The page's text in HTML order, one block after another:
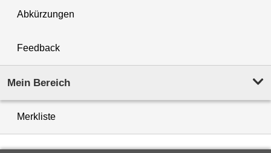
Abkürzungen
Feedback
Mein Bereich
Merkliste